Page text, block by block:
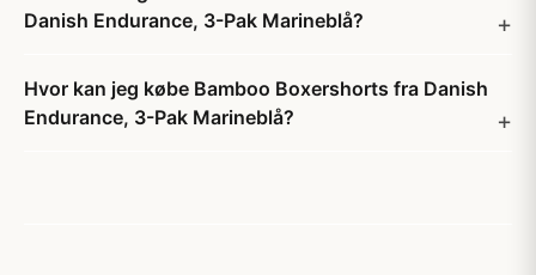
Danish Endurance, 3-Pak Marineblå?
Hvor kan jeg købe Bamboo Boxershorts fra Danish
Endurance, 3-Pak Marineblå?